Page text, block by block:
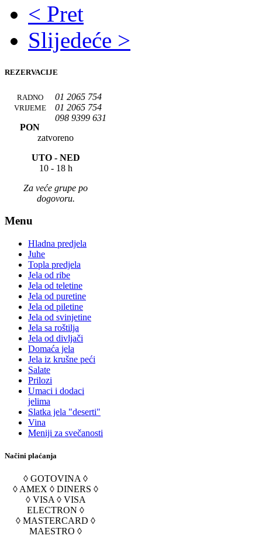
< Pret
Slijedeće >
REZERVACIJE
01 2065 754
01 2065 754
098 9399 631
RADNO
VRIJEME
PON
zatvoreno
UTO - NED
10 - 18 h
Za veće grupe po
dogovoru.
Menu
Hladna predjela
Juhe
Topla predjela
Jela od ribe
Jela od teletine
Jela od puretine
Jela od piletine
Jela od svinjetine
Jela sa roštilja
Jela od divljači
Domaća jela
Jela iz krušne peći
Salate
Prilozi
Umaci i dodaci
jelima
Slatka jela "deserti"
Vina
Meniji za svečanosti
Načini plaćanja
◊ GOTOVINA ◊
◊ AMEX ◊ DINERS ◊
◊ VISA ◊ VISA
ELECTRON ◊
◊ MASTERCARD ◊
MAESTRO ◊